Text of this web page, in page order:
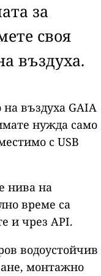
за
своя
въздуха.
въздуха GAIA
нужда само
с USB
нива на
време са
и чрез API.
водоустойчив
монтажно